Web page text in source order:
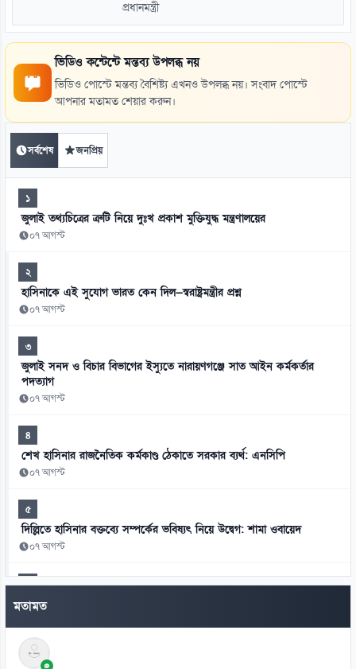
প্রধানমন্ত্রী
ভিডিও কন্টেন্টে মন্তব্য উপলব্ধ নয়
ভিডিও পোস্টে মন্তব্য বৈশিষ্ট্য এখনও উপলব্ধ নয়। সংবাদ পোস্টে
আপনার মতামত শেয়ার করুন।
সর্বশেষ জনপ্রিয়
১
জুলাই তথ্যচিত্রের ত্রুটি নিয়ে দুঃখ প্রকাশ মুক্তিযুদ্ধ মন্ত্রণালয়ের
০৭ আগস্ট
২
হাসিনাকে এই সুযোগ ভারত কেন দিল—স্বরাষ্ট্রমন্ত্রীর প্রশ্ন
০৭ আগস্ট
৩
জুলাই সনদ ও বিচার বিভাগের ইস্যুতে নারায়ণগঞ্জে সাত আইন কর্মকর্তার
পদত্যাগ
০৭ আগস্ট
৪
শেখ হাসিনার রাজনৈতিক কর্মকাণ্ড ঠেকাতে সরকার ব্যর্থ: এনসিপি
০৭ আগস্ট
৫
দিল্লিতে হাসিনার বক্তব্যে সম্পর্কের ভবিষ্যৎ নিয়ে উদ্বেগ: শামা ওবায়েদ
০৭ আগস্ট
৬
মানবতাবিরোধী অপরাধের খসড়া তদন্তে জাফর ইকবালসহ চারজনের নাম
৭
মতামত